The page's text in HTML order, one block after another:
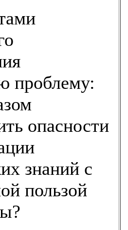
проблему:
опасности
знаний с
пользой